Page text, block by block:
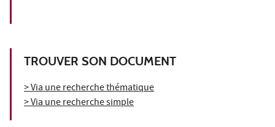
TROUVER SON DOCUMENT
> Via une recherche thématique
> Via une recherche simple